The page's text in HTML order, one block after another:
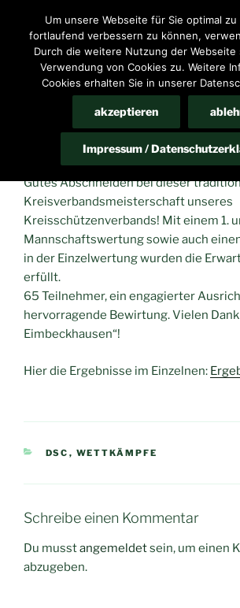
springen
HomeP@ge des Schießsportvereins
Menü
VERÖFFENTLICHT
VON
KM „KK-Auflage (DSC)“
Gutes Abschneiden bei dieser
Kreisverbandsmeisterschaft unseres
Kreisschützenverbands! Mit einem 1.
Mannschaftswertung sowie auch
in der Einzelwertung wurden die
erfüllt.
65 Teilnehmer, ein engagierter
hervorragende Bewirtung. Vielen Dank
Eimbeckhausen“!
Hier die Ergebnisse im Einzelnen:
KATEGORIEN
DSC , WETTKÄMPFE
Schreibe einen Kommentar
Du musstangemeldetsein, um einen
abzugeben.
Um unsere Webseite für Sie optimal
fortlaufend verbessern zu können,
Durch die weitere Nutzung der Webseite
Verwendung von Cookies zu. Weitere
Cookies erhalten Sie in unserer
akzeptieren
Impressum /